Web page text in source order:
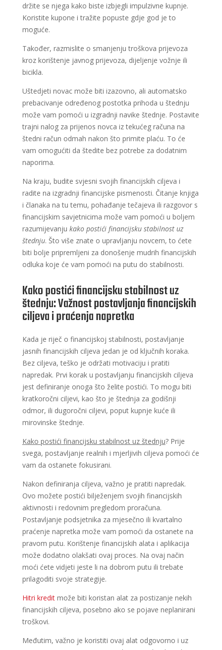
držite se njega kako biste izbjegli impulzivne kupnje.
Koristite kupone i tražite popuste gdje god je to
moguće.
Također, razmislite o smanjenju troškova prijevoza
kroz korištenje javnog prijevoza, dijeljenje vožnje ili
bicikla.
Uštedjeti novac može biti izazovno, ali automatsko
prebacivanje određenog postotka prihoda u štednju
može vam pomoći u izgradnji navike štednje. Postavite
trajni nalog za prijenos novca iz tekućeg računa na
štedni račun odmah nakon što primite plaću. To će
vam omogućiti da štedite bez potrebe za dodatnim
naporima.
Na kraju, budite svjesni svojih financijskih ciljeva i
radite na izgradnji financijske pismenosti. Čitanje knjiga
i članaka na tu temu, pohađanje tečajeva ili razgovor s
financijskim savjetnicima može vam pomoći u boljem
razumijevanju kako postići financijsku stabilnost uz
štednju. Što više znate o upravljanju novcem, to ćete
biti bolje pripremljeni za donošenje mudrih financijskih
odluka koje će vam pomoći na putu do stabilnosti.
Kako postići financijsku stabilnost uz
štednju: Važnost postavljanja financijskih
ciljeva i praćenja napretka
Kada je riječ o financijskoj stabilnosti, postavljanje
jasnih financijskih ciljeva jedan je od ključnih koraka.
Bez ciljeva, teško je održati motivaciju i pratiti
napredak. Prvi korak u postavljanju financijskih ciljeva
jest definiranje onoga što želite postići. To mogu biti
kratkoročni ciljevi, kao što je štednja za godišnji
odmor, ili dugoročni ciljevi, poput kupnje kuće ili
mirovinske štednje.
Kako postići financijsku stabilnost uz štednju? Prije
svega, postavljanje realnih i mjerljivih ciljeva pomoći će
vam da ostanete fokusirani.
Nakon definiranja ciljeva, važno je pratiti napredak.
Ovo možete postići bilježenjem svojih financijskih
aktivnosti i redovnim pregledom proračuna.
Postavljanje podsjetnika za mjesečno ili kvartalno
praćenje napretka može vam pomoći da ostanete na
pravom putu. Korištenje financijskih alata i aplikacija
može dodatno olakšati ovaj proces. Na ovaj način
moći ćete vidjeti jeste li na dobrom putu ili trebate
prilagoditi svoje strategije.
Hitri kreditmože biti koristan alat za postizanje nekih
financijskih ciljeva, posebno ako se pojave neplanirani
troškovi.
Međutim, važno je koristiti ovaj alat odgovorno i uz